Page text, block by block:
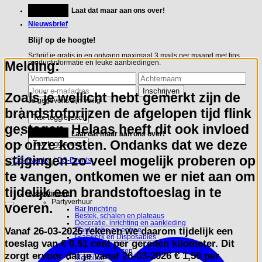
inhoud
Laat dat maar aan ons over!
Nieuwsbrief
Blijf op de hoogte!
Schrijf je gratis in en ontvang maximaal 3 mails per maand met tips,
productinformatie en leuke aanbiedingen.
Je gegevens zijn veilig
Laat dat maar aan ons over!
Assortiment
Partyverhuur
Bar Inrichting
Bestek, schalen en plateaus
Decoratie, inrichting en aankleding
Garderobe en entree
Glaswerk en Disposables
Koffie en Thee
Linnen en hoezen
Meubilair
Melding:
Zoals je wellicht hebt gemerkt zijn de
brandstofprijzen de afgelopen tijd flink
gestegen. Helaas heeft dit ook invloed
op onze kosten. Ondanks dat we deze
stijgingen zo veel mogelijk proberen op
te vangen, ontkomen we er niet aan om
tijdelijk een brandstoftoeslag in te
voeren.
Vanaf 26-03-2026rekenen we daarom tijdelijk een
toeslag van€ 0,51 cent per gereden kilometer. Dit
zorgt ervoor dat je vanaf 26-03-2026 € 1,50 per